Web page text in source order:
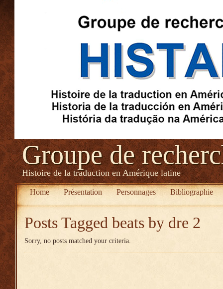
Groupe de
Histoire de la traduction en Amérique latine
Home Présentation Personnages Bibliographie
Posts Tagged beats by dre 2
Sorry, no posts matched your criteria.